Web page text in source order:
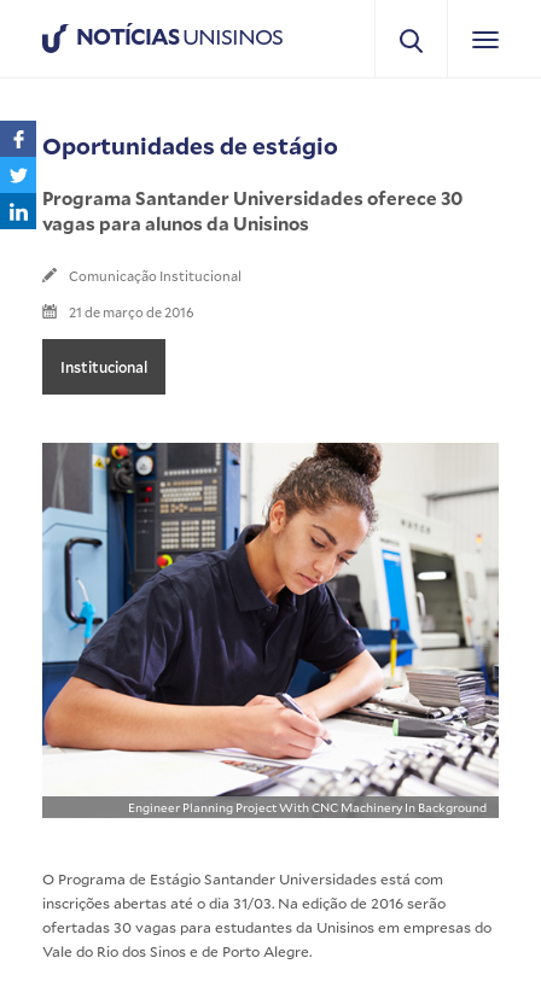
NOTÍCIASUNISINOS
Oportunidades de estágio
Programa Santander Universidades oferece 30
vagas para alunos da Unisinos
Comunicação Institucional
21 de março de 2016
Institucional
Engineer Planning Project With CNC Machinery In Background
O Programa de Estágio Santander Universidades está com
inscrições abertas até o dia 31/03. Na edição de 2016 serão
ofertadas 30 vagas para estudantes da Unisinos em empresas do
Vale do Rio dos Sinos e de Porto Alegre.